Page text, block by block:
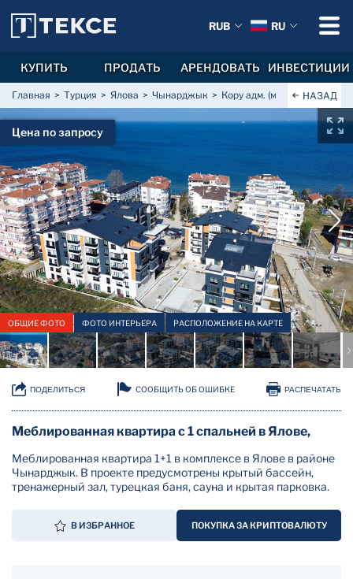
Главная Турция Ялова Чынарджык Кору адм. (мкрн НАЗАД
Цена по запросу
ОБЩИЕ ФОТО ФОТО ИНТЕРЬЕРА РАСПОЛОЖЕНИЕ НА КАРТЕ
ПОДЕЛИТЬСЯ СООБЩИТЬ ОБ ОШИБКЕ РАСПЕЧАТАТЬ
Меблированная квартира с 1 спальней в Ялове,
Меблированная квартира 1+1 в комплексе в Ялове в районе
Чынарджык. В проекте предусмотрены крытый бассейн,
тренажерный зал, турецкая баня, сауна и крытая парковка.
В ИЗБРАННОЕ ПОКУПКА ЗА КРИПТОВАЛЮТУ
RUB RU
КУПИТЬ ПРОДАТЬ АРЕНДОВАТЬ ИНВЕСТИЦИИ